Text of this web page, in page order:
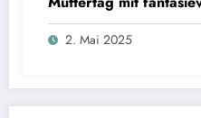
2. Mai 2025